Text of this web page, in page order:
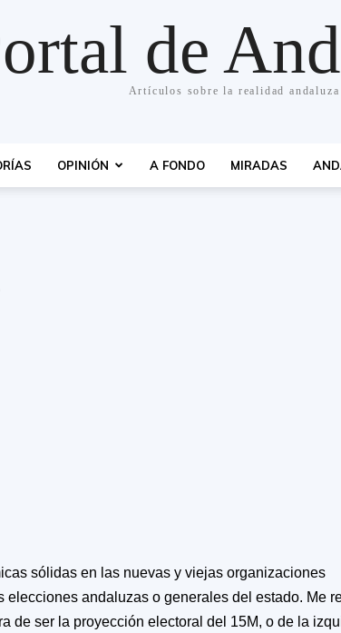
de
Artículos sobre la realidad andaluza
OPINIÓN A FONDO MIRADAS
sólidas en las nuevas y viejas organizaciones
elecciones andaluzas o generales del estado. Me
de ser la proyección electoral del 15M, o de la